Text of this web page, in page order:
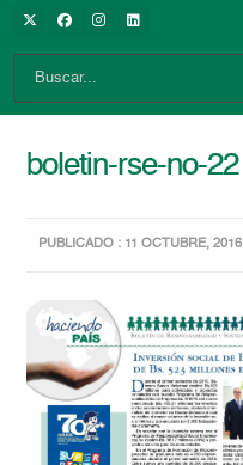
boletin-rse-no-22
PUBLICADO : 11 OCTUBRE, 2016